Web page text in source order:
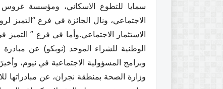
سمايا للتطوع الاسكاني، ومؤسسة
الاجتماعي، ونال الجائزة في فرع “التميز
الاستثمار الاجتماعي.وأما في فرع ”
الوطنية للشراء الموحد (نوبكو) عن
وبرامج المسؤولية الاجتماعية في نيوم،
وزارة الصحة بمنطقة نجران، عن مبادراتها